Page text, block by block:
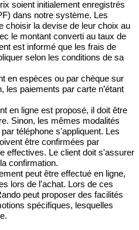
soient initialement enregistrés
dans notre système. Les
choisir la devise de leur choix au
le montant converti au taux de
est informé que les frais de
selon les conditions de sa
en espèces ou par chèque sur
les paiements par carte n’étant
en ligne est proposé, il doit être
Sinon, les mêmes modalités
téléphone s'appliquent. Les
être confirmées par
effectives. Le client doit s'assurer
confirmation.
peut être effectué en ligne,
lors de l'achat. Lors de ces
peut proposer des facilités
spécifiques, lesquelles